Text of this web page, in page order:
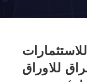
للاوراق